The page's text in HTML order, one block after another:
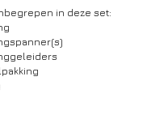
in deze set: